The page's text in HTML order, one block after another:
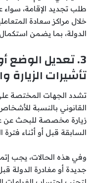
طلب تجديد الإقامة، سواء
خلال مراكز سعادة
الدولة، بما يضمن
3. تعديل الوضع
تأشيرات الزيارة
تشدد الجهات المختصة
القانوني بالنسبة
زيارة مخصصة للبحث عن
السابقة قبل أو أثناء فترة
وفي هذه الحالات، يجب
جديدة أو مغادرة الدولة